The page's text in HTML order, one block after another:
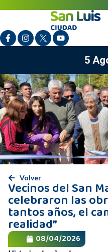
5
Volver
Vecinos del San
celebraron las
tantos años, el
realidad”
08/04/2026